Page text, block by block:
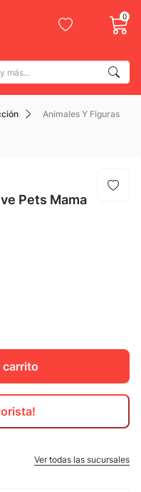
0
y más...
Animales Y Figuras
Pets Mama
carrito
Ver todas las sucursales